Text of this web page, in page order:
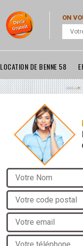
ON
LOCATION DE BENNE 58